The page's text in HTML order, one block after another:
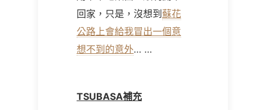
回家，只是，沒想到 蘇花
公路上會給我冒出一個意
想不到的意外… …
TSUBASA補充